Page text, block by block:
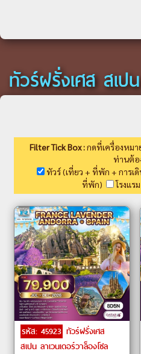
ทัวร์ฝรั่งเศส สเปน
Filter Tick Box :กดที่เครื่องหมา
ท่านต้อ
ทัวร์ (เที่ยว + ที่พัก + การเ
ที่พัก)
โรงแร
รหัส: 45923 ทัวร์ฝรั่งเศส
สเปน ลาเวนเดอร์วาล็องโซล